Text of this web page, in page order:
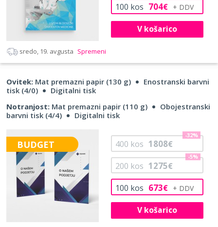
100 kos 704€
V košarico
sredo, 19. avgusta Spremeni
Ovitek: Mat premazni papir (130 g)
Enostranski barvni
tisk (4/0)
Digitalni tisk
Notranjost: Mat premazni papir (110 g)
Obojestranski
barvni tisk (4/4)
Digitalni tisk
BUDGET
100 kos 673€
200 kos 1275€
-5%
400 kos 1808€
-32%
V košarico